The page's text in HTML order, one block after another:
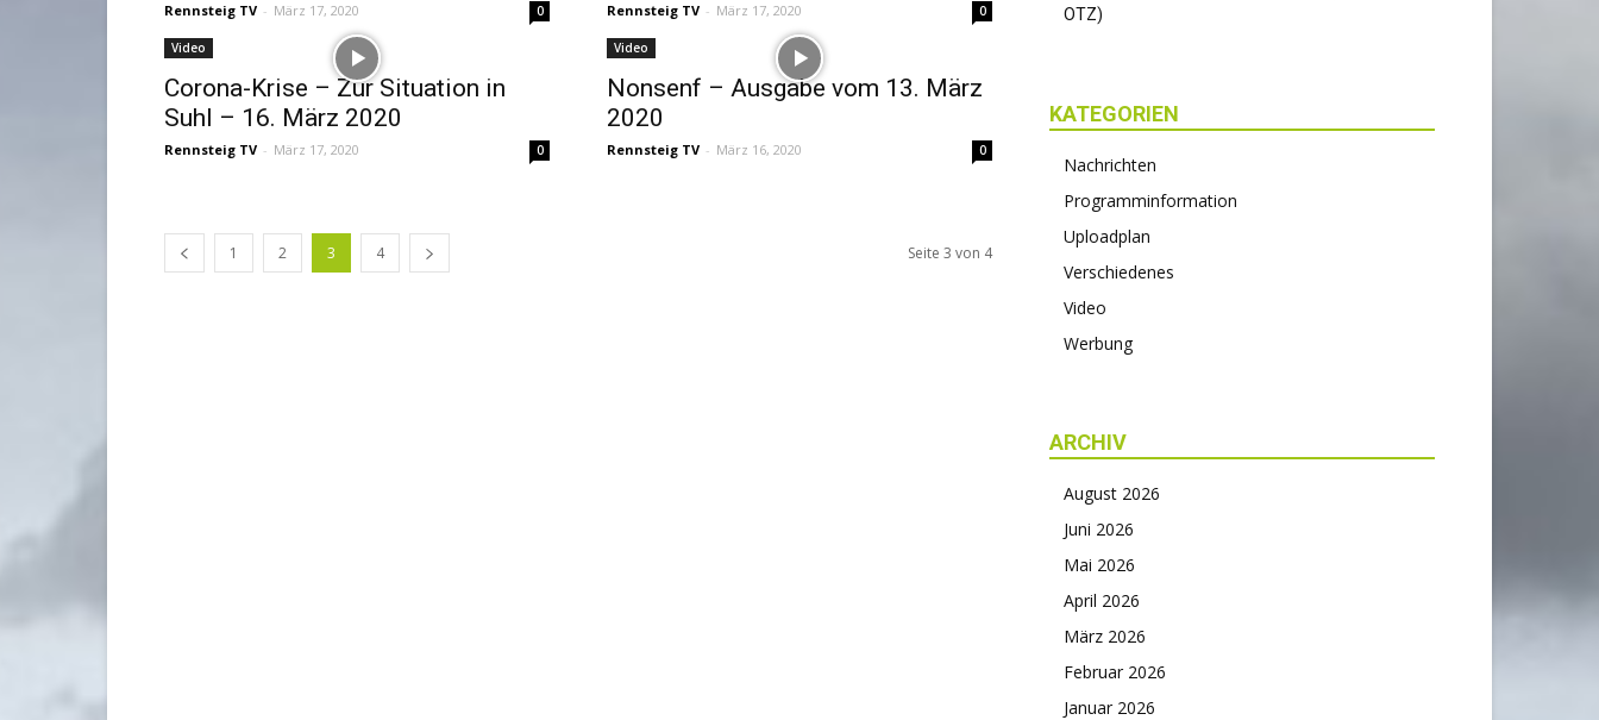
Rennsteig TV - März 17, 2020 0 Rennsteig TV - März 17, 2020 0
Video
Corona-Krise – Zur Situation in
Suhl – 16. März 2020
Rennsteig TV - März 17, 2020 0
Video
Nonsenf – Ausgabe vom 13. März
2020
Rennsteig TV - März 16, 2020 0
1 2 3 4 Seite 3 von 4
OTZ)
KATEGORIEN
Nachrichten
Programminformation
Uploadplan
Verschiedenes
Video
Werbung
ARCHIV
August 2026
Juni 2026
Mai 2026
April 2026
März 2026
Februar 2026
Januar 2026